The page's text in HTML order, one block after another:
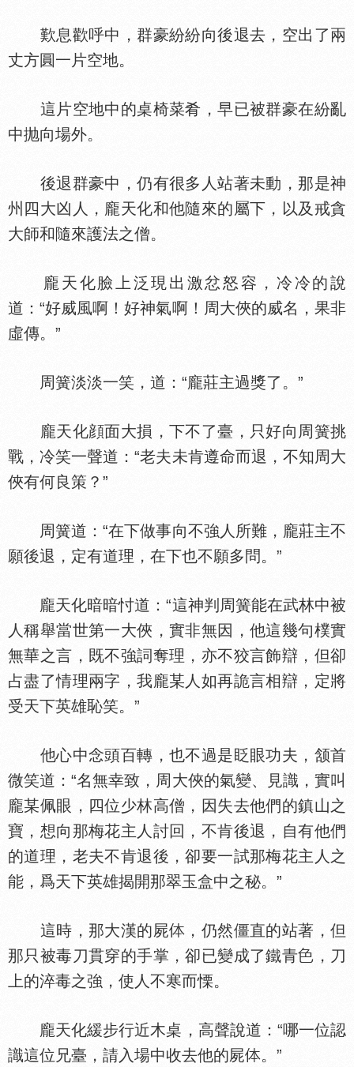
歎息歡呼中，群豪紛紛向後退去，空出了兩
丈方圓一片空地。
這片空地中的桌椅菜肴，早已被群豪在紛亂
中抛向場外。
後退群豪中，仍有很多人站著未動，那是神
州四大凶人，龐天化和他隨來的屬下，以及戒貪
大師和隨來護法之僧。
龐天化臉上泛現出激忿怒容，冷冷的說
道：“好威風啊！好神氣啊！周大俠的威名，果非
虛傳。”
周簧淡淡一笑，道：“龐莊主過獎了。”
龐天化顔面大損，下不了臺，只好向周簧挑
戰，冷笑一聲道：“老夫未肯遵命而退，不知周大
俠有何良策？”
周簧道：“在下做事向不強人所難，龐莊主不
願後退，定有道理，在下也不願多問。”
龐天化暗暗忖道：“這神判周簧能在武林中被
人稱舉當世第一大俠，實非無因，他這幾句樸實
無華之言，既不強詞奪理，亦不狡言飾辯，但卻
占盡了情理兩字，我龐某人如再詭言相辯，定將
受天下英雄恥笑。”
他心中念頭百轉，也不過是眨眼功夫，颔首
微笑道：“名無幸致，周大俠的氣變、見識，實叫
龐某佩眼，四位少林高僧，因失去他們的鎮山之
寶，想向那梅花主人討回，不肯後退，自有他們
的道理，老夫不肯退後，卻要一試那梅花主人之
能，爲天下英雄揭開那翠玉盒中之秘。”
這時，那大漢的屍
，仍然僵直的站著，但
那只被毒刀貫穿的手掌，卻已變成了鐵青
，刀
上的淬毒之強，使人不寒而慄。
龐天化緩步行近木桌，高聲說道：“哪一位認
識這位兄臺，請入場中收去他的屍
。”